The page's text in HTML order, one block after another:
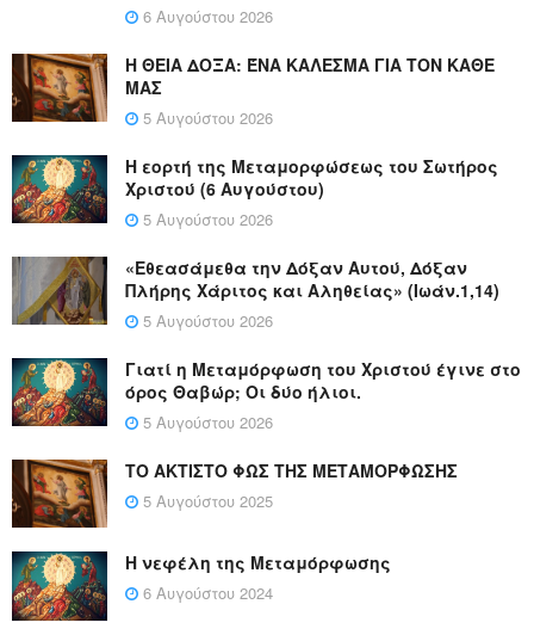
6 Αυγούστου 2026
Η ΘΕΙΑ ΔΟΞΑ: ΈΝΑ ΚΑΛΕΣΜΑ ΓΙΑ ΤΟΝ ΚΑΘΕ
ΜΑΣ
5 Αυγούστου 2026
Η εορτή της Μεταμορφώσεως του Σωτήρος
Χριστού (6 Αυγούστου)
5 Αυγούστου 2026
«Εθεασάμεθα την Δόξαν Αυτού, Δόξαν
Πλήρης Χάριτος και Αληθείας» (Ιωάν.1,14)
5 Αυγούστου 2026
Γιατί η Μεταμόρφωση του Χριστού έγινε στο
όρος Θαβώρ; Οι δύο ήλιοι.
5 Αυγούστου 2026
ΤΟ ΑΚΤΙΣΤΟ ΦΩΣ ΤΗΣ ΜΕΤΑΜΟΡΦΩΣΗΣ
5 Αυγούστου 2025
Η νεφέλη της Μεταμόρφωσης
6 Αυγούστου 2024